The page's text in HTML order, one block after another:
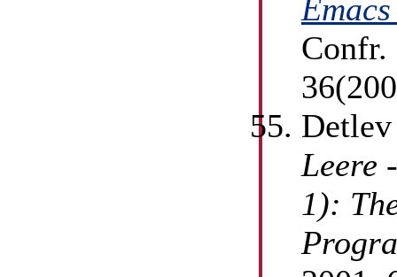
Confr.
Leere
1):